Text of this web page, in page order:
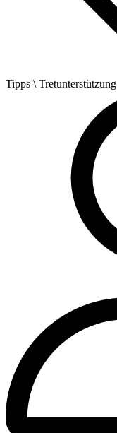
Tipps \ Tretunterstützung